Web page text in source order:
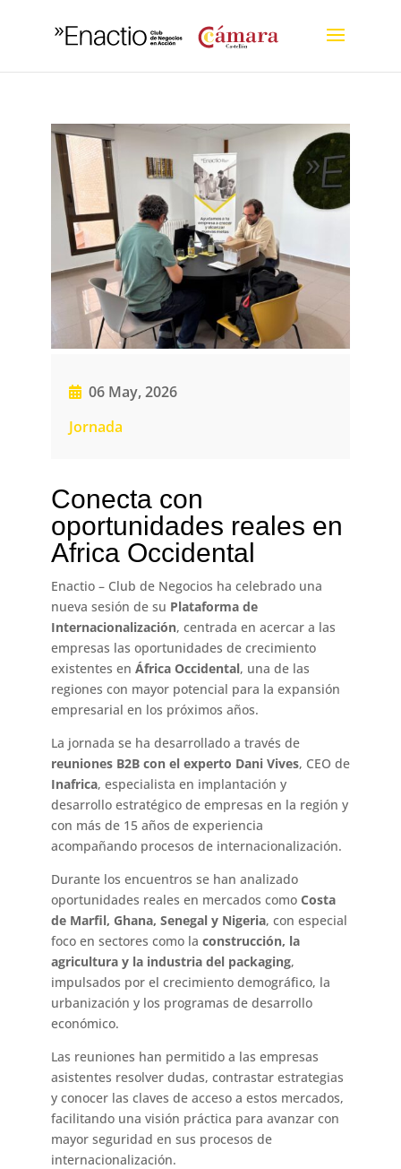
06 May, 2026
Jornada
Conecta con
oportunidades reales en
Africa Occidental
Enactio – Club de Negocios ha celebrado una
nueva sesión de su Plataforma de
Internacionalización, centrada en acercar a las
empresas las oportunidades de crecimiento
existentes en África Occidental, una de las
regiones con mayor potencial para la expansión
empresarial en los próximos años.
La jornada se ha desarrollado a través de
reuniones B2B con el experto Dani Vives, CEO de
Inafrica, especialista en implantación y
desarrollo estratégico de empresas en la región y
con más de 15 años de experiencia
acompañando procesos de internacionalización.
Durante los encuentros se han analizado
oportunidades reales en mercados como Costa
de Marfil, Ghana, Senegal y Nigeria, con especial
foco en sectores como la construcción, la
agricultura y la industria del packaging,
impulsados por el crecimiento demográfico, la
urbanización y los programas de desarrollo
económico.
Las reuniones han permitido a las empresas
asistentes resolver dudas, contrastar estrategias
y conocer las claves de acceso a estos mercados,
facilitando una visión práctica para avanzar con
mayor seguridad en sus procesos de
internacionalización.